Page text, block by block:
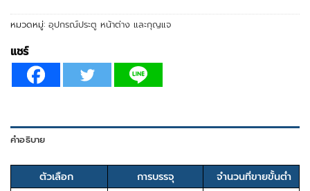
หมวดหมู่: อุปกรณ์ประตู หน้าต่าง และกุญแจ
แชร์
คำอธิบาย
ตัวเลือก การบรรจุ
จำนวนที่ขายขั้นต่ำ